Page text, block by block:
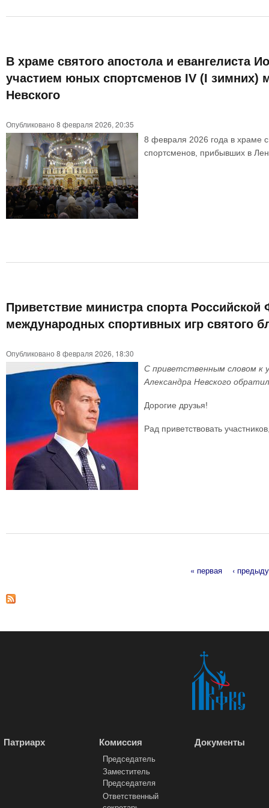
В храме святого апостола и евангелиста
участием юных спортсменов IV (I зимних)
Невского
Опубликовано 8 февраля 2026, 20:35
8 февраля 2026 года в храме
спортсменов, прибывших в
Приветствие министра спорта
международных спортивных игр святого
Опубликовано 8 февраля 2026, 18:30
С приветственным словом к
Александра Невского
Дорогие друзья!
Рад приветствовать
Страницы
« первая ‹
Патриарх Комиссия
Председатель
Заместитель
Председателя
Ответственный
Документы